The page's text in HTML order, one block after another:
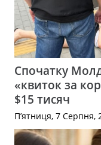
Спочатку
«квиток за
$15 тисяч
П’ятниця, 7 Серпня,